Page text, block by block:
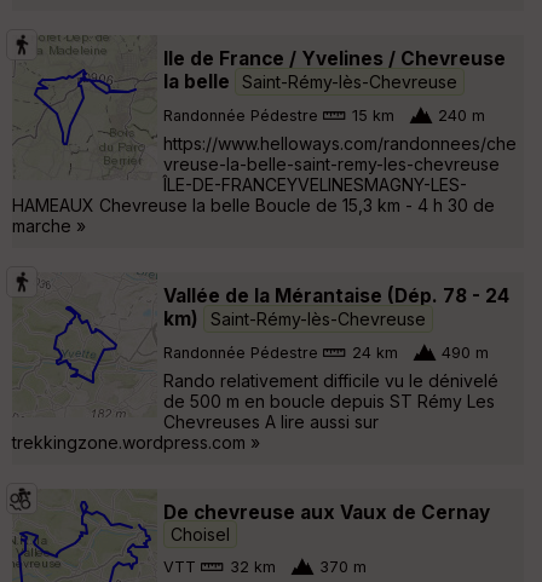
Ile de France / Yvelines / Chevreuse
la belle
Saint-Rémy-lès-Chevreuse
Randonnée Pédestre 15 km 240 m
https://www.helloways.com/randonnees/che
vreuse-la-belle-saint-remy-les-chevreuse
ÎLE-DE-FRANCEYVELINESMAGNY-LES-
HAMEAUX Chevreuse la belle Boucle de 15,3 km - 4 h 30 de
marche »
Vallée de la Mérantaise (Dép. 78 - 24
km)
Saint-Rémy-lès-Chevreuse
Randonnée Pédestre 24 km 490 m
Rando relativement difficile vu le dénivelé
de 500 m en boucle depuis ST Rémy Les
Chevreuses A lire aussi sur
trekkingzone.wordpress.com »
De chevreuse aux Vaux de Cernay
Choisel
VTT 32 km 370 m